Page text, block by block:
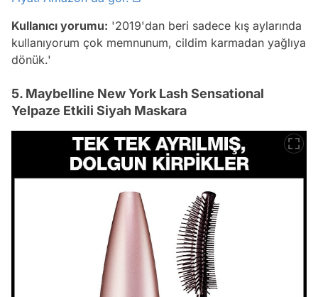
Kullanıcı yorumu: '2019'dan beri sadece kış aylarında
kullanıyorum çok memnunum, cildim karmadan yağlıya
dönük.'
5. Maybelline New York Lash Sensational
Yelpaze Etkili Siyah Maskara